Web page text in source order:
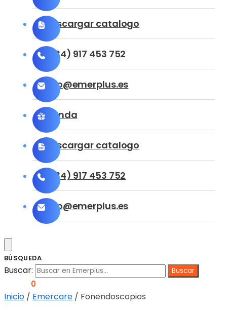
Descargar catalogo
(+34) 917 453 752
info@emerplus.es
Tienda
Descargar catalogo
(+34) 917 453 752
info@emerplus.es
BÚSQUEDA
Buscar:
0
Inicio / Emercare / Fonendoscopios